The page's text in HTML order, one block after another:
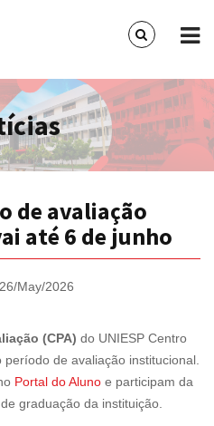
de avaliação
até 6 de junho
May/2026
(CPA) do UNIESP Centro
de avaliação institucional.
Portal do Aluno e participam da
graduação da instituição.